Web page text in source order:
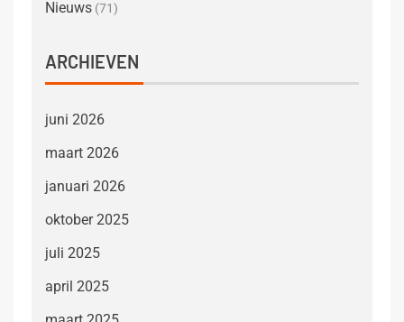
Nieuws (71)
ARCHIEVEN
juni 2026
maart 2026
januari 2026
oktober 2025
juli 2025
april 2025